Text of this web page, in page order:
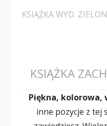
KSIĄŻKA WYD.
KSIĄŻKA
Piękna, kolorowa,
inne pozycje z tej